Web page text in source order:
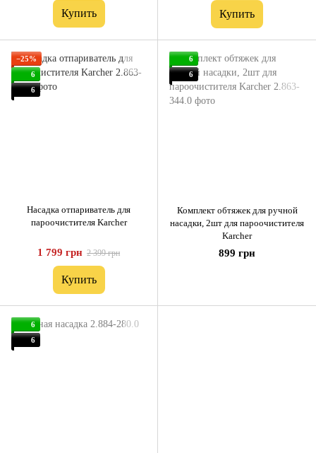
Купить Купить
−25%
6
6
Насадка отпариватель для
пароочистителя Karcher
1 799 грн 2 399 грн
Купить
6
6
Комплект обтяжек для ручной
насадки, 2шт для пароочистителя
Karcher
899 грн
6
6